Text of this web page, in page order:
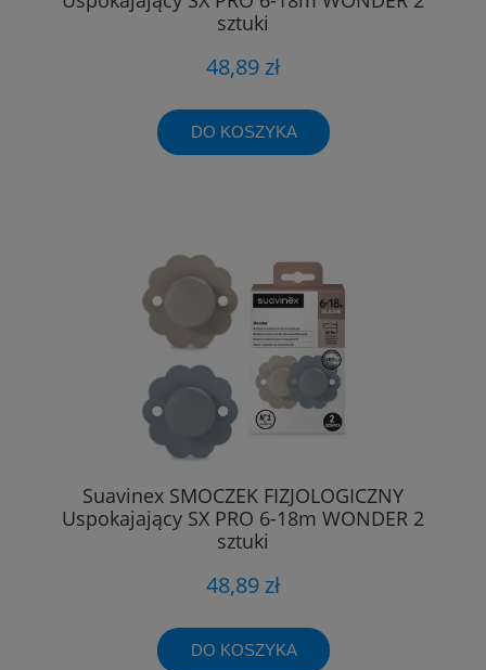
sztuki
48,89 zł
DO KOSZYKA
Suavinex SMOCZEK FIZJOLOGICZNY
Uspokajający SX PRO 6-18m WONDER 2
sztuki
48,89 zł
DO KOSZYKA